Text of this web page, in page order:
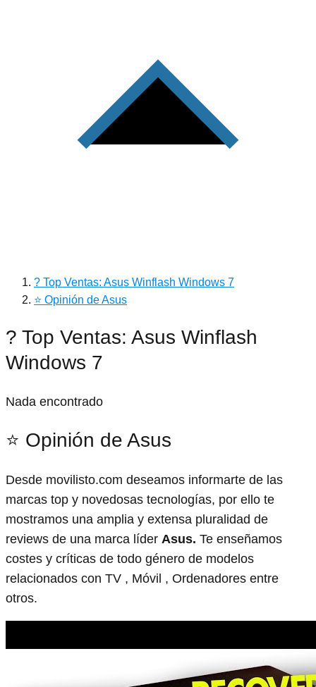
? Top Ventas: Asus Winflash Windows 7
⭐ Opinión de Asus
? Top Ventas: Asus Winflash
Windows 7
Nada encontrado
⭐ Opinión de Asus
Desde movilisto.com deseamos informarte de las
marcas top y novedosas tecnologías, por ello te
mostramos una amplia y extensa pluralidad de
reviews de una marca líder Asus. Te enseñamos
costes y críticas de todo género de modelos
relacionados con TV , Móvil , Ordenadores entre
otros.